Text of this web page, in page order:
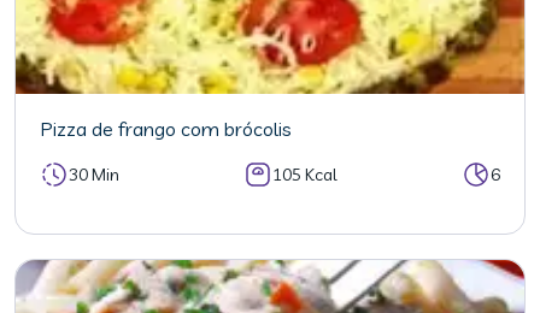
Pizza de frango com brócolis
30 Min 105 Kcal 6